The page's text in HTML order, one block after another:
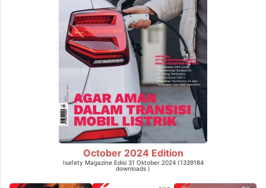
October 2024 Edition
Isafety Magazine Edisi 31 Oktober 2024 (1339184
downloads )